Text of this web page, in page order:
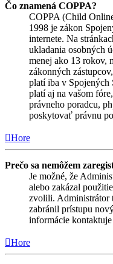
Čo znamená COPPA?
COPPA (Child
1998 je zákon
internete. Na
ukladania osobných
menej ako 13 rokov,
zákonných
platí iba v Spojených
platí aj na vašom
právneho poradcu,
poskytovať právnu
Hore
Prečo sa nemôžem
Je možné, že
alebo zakázal
zvolili. Administrátor
zabránil prístupu
informácie
Hore